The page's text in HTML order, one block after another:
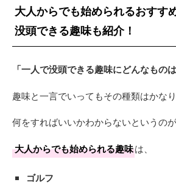
大人からでも始められるおすす
没頭できる趣味も紹介！
「一人で没頭できる趣味にどんなもの
趣味と一言でいってもその種類はかなり
何をすればいいかわからないというのが
大人からでも始められる趣味は、
ゴルフ